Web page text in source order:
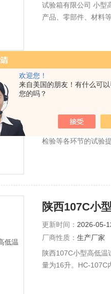
欢迎您！
来自美国的朋友！有什么可
您的吗？
试验箱有限公司 小型
产品、零部件、材料
庆声107C 小
厂商性质：生产厂家
庆声107C 小型高低
检验等各环节的试验
Temperature
陕西107C小
更新时间： 2026-05-
厂商性质： 生产厂家
陕西107C小型高低
量为16升。HC-107C